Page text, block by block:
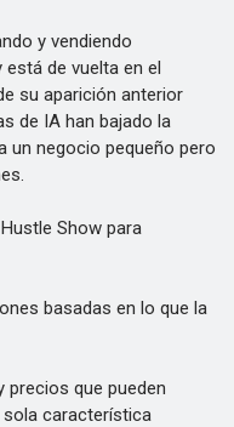
y vendiendo
de vuelta en el
su aparición anterior
de IA han bajado la
un negocio pequeño pero
Show para
basadas en lo que la
que pueden
característica